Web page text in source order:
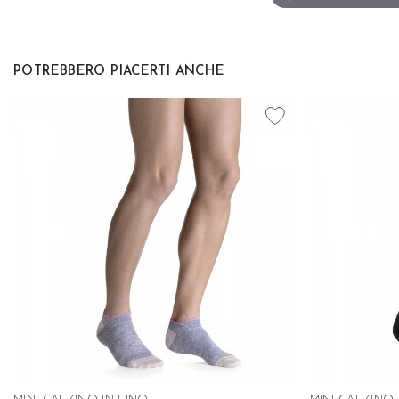
POTREBBERO PIACERTI ANCHE
favorite_border